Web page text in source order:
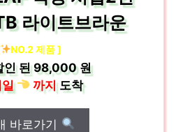
라이트브라운
NO.2 제품 ]
인 된98,000 원
일
까지도착
바로가기